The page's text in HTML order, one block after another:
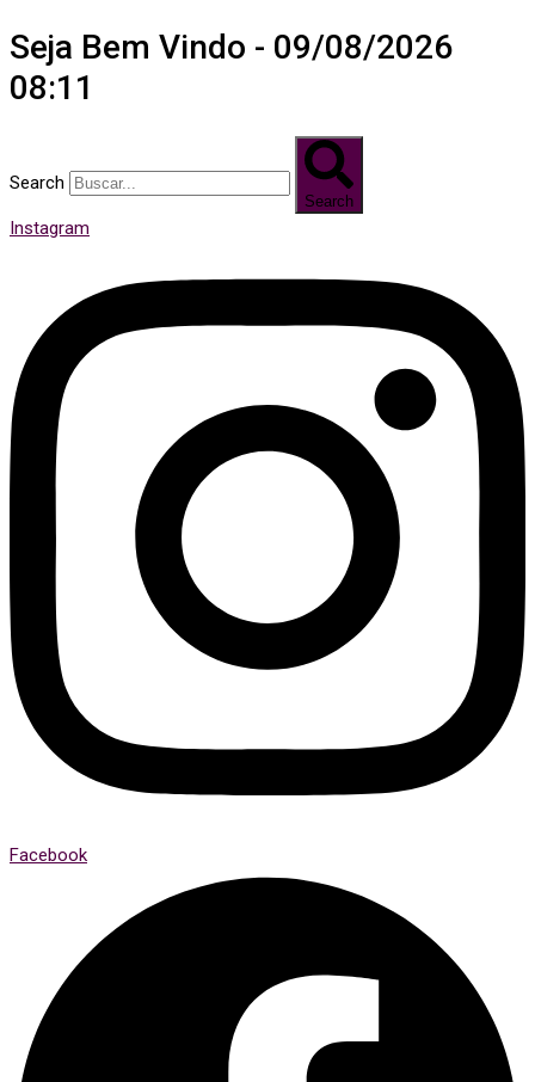
Seja Bem Vindo - 09/08/2026
08:11
Search
Search
Instagram
Facebook